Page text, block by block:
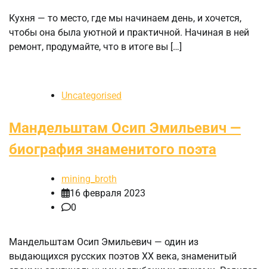
Кухня — то место, где мы начинаем день, и хочется,
чтобы она была уютной и практичной. Начиная в ней
ремонт, продумайте, что в итоге вы […]
Uncategorised
Мандельштам Осип Эмильевич —
биография знаменитого поэта
mining_broth
16 февраля 2023
0
Мандельштам Осип Эмильевич — один из
выдающихся русских поэтов XX века, знаменитый